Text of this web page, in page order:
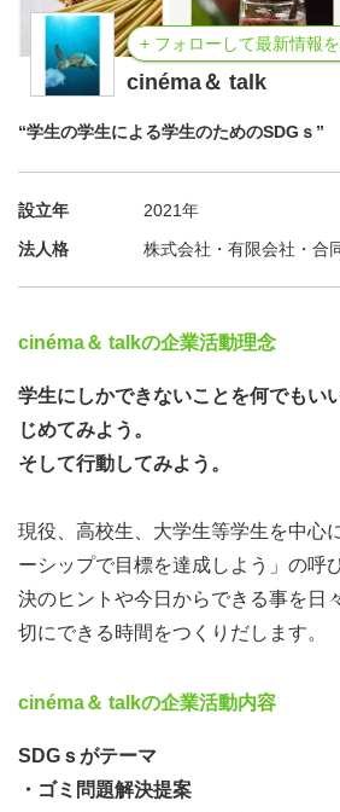
+ フォローして最新情報
cinéma＆ talk
“学生の学生による学生のためのSDGｓ”
設立年
2021年
法人格
株式会社・有限会社・合
cinéma＆ talkの企業活動理念
学生にしかできないことを何でもい
じめてみよう。
そして行動してみよう。
現役、高校生、大学生等学生を中心
ーシップで目標を達成しよう」の呼
決のヒントや今日からできる事を日
切にできる時間をつくりだします。
cinéma＆ talkの企業活動内容
SDGｓがテーマ
・ゴミ問題解決提案